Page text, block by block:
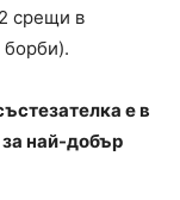
срещи в
борби).
е в
за най-добър